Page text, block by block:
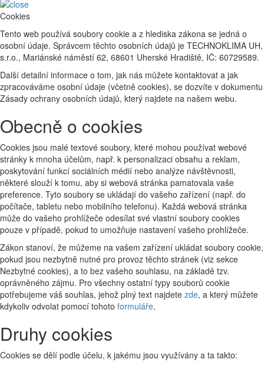
Cookies
Tento web používá soubory cookie a z hlediska zákona se jedná o
osobní údaje. Správcem těchto osobních údajů je TECHNOKLIMA UH,
s.r.o., Mariánské náměstí 62, 68601 Uherské Hradiště, IČ: 60729589.
Další detailní informace o tom, jak nás můžete kontaktovat a jak
zpracováváme osobní údaje (včetně cookies), se dozvíte v dokumentu
Zásady ochrany osobních údajů, který najdete na našem webu.
Obecně o cookies
Cookies jsou malé textové soubory, které mohou používat webové
stránky k mnoha účelům, např. k personalizaci obsahu a reklam,
poskytování funkcí sociálních médií nebo analýze návštěvnosti,
některé slouží k tomu, aby si webová stránka pamatovala vaše
preference. Tyto soubory se ukládají do vašeho zařízení (např. do
počítače, tabletu nebo mobilního telefonu). Každá webová stránka
může do vašeho prohlížeče odesílat své vlastní soubory cookies
pouze v případě, pokud to umožňuje nastavení vašeho prohlížeče.
Zákon stanoví, že můžeme na vašem zařízení ukládat soubory cookie,
pokud jsou nezbytně nutné pro provoz těchto stránek (viz sekce
Nezbytné cookies), a to bez vašeho souhlasu, na základě tzv.
oprávněného zájmu. Pro všechny ostatní typy souborů cookie
potřebujeme váš souhlas, jehož plný text najdete zde, a který můžete
kdykoliv odvolat pomocí tohoto formuláře.
Druhy cookies
Cookies se dělí podle účelu, k jakému jsou využívány a ta takto: